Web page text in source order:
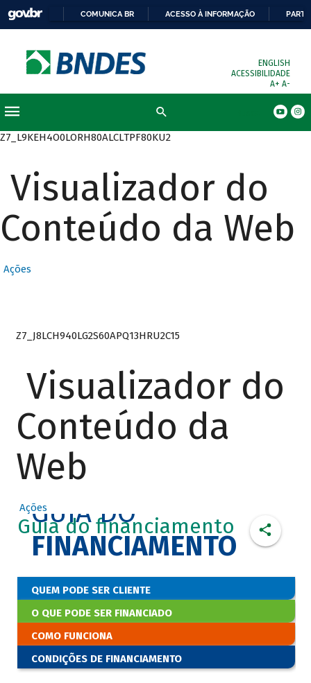
COMUNICA BR ACESSO À INFORMAÇÃO
ENGLISH
ACESSIBILIDADE
A+ A-
Z7_L9KEH4O0LORH80ALCLTPF80KU2
Visualizador do
Conteúdo da Web
Ações
Z7_J8LCH940LG2S60APQ13HRU2C15
Visualizador do
Conteúdo da
Web
Ações
Guia do financiamento
GUIA DO
FINANCIAMENTO
QUEM PODE SER CLIENTE
O QUE PODE SER FINANCIADO
COMO FUNCIONA
CONDIÇÕES DE FINANCIAMENTO